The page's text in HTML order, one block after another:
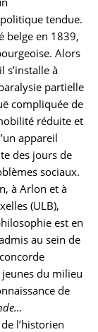
tendue.
belge en 1839,
Alors
s’installe à
partielle
compliquée de
réduite et
appareil
des jours de
sociaux.
à Arlon et à
(ULB),
est en
au sein de
du milieu
de
l’historien